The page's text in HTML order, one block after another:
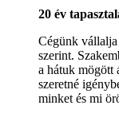
20 év
Cégünk
szerint.
a hátuk mögött
szeretné
minket és mi